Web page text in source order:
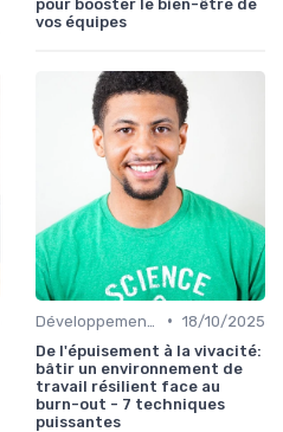
pour booster le bien-être de
vos équipes
• 18/10/2025
De l'épuisement à la vivacité:
bâtir un environnement de
travail résilient face au
burn-out - 7 techniques
puissantes